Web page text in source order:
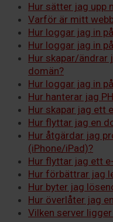
Hur sätter jag upp
Varför är mitt
Hur loggar jag in
Hur loggar jag in
Hur skapar/ändrar
domän?
Hur loggar jag in
Hur hanterar jag
Hur skapar jag ett
Hur flyttar jag en
Hur åtgärdar jag
(iPhone/iPad)?
Hur flyttar jag ett
Hur förbättrar jag
Hur byter jag
Hur överlåter jag
Vilken server